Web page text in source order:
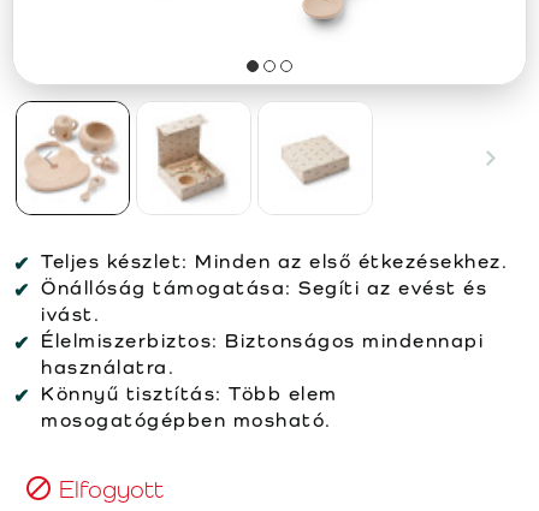
Teljes készlet: Minden az első étkezésekhez.
Önállóság támogatása: Segíti az evést és
ivást.
Élelmiszerbiztos: Biztonságos mindennapi
használatra.
Könnyű tisztítás: Több elem
mosogatógépben mosható.
Elfogyott